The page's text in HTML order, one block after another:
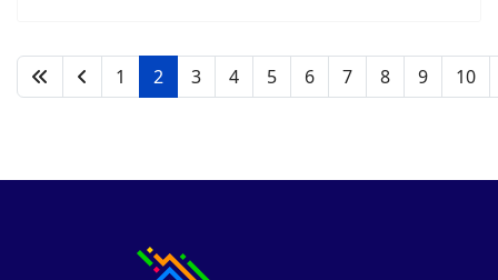
1 2 3 4 5 6 7 8 9 10